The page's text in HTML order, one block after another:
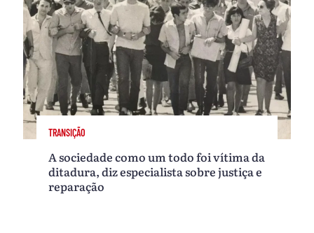
TRANSIÇÃO
A sociedade como um todo foi vítima da
ditadura, diz especialista sobre justiça e
reparação